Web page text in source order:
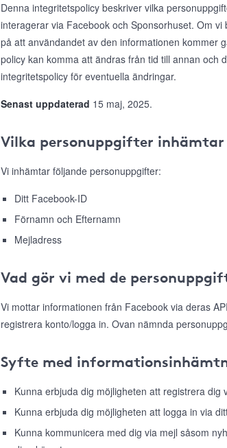
Denna integritetspolicy beskriver vilka
interagerar via Facebook och Sponsorhuset. Om
på att användandet av den informationen kommer
policy kan komma att ändras från tid till annan och
integritetspolicy för eventuella ändringar.
Senast uppdaterad 15 maj, 2025.
Vilka personuppgifter
Vi inhämtar följande personuppgifter:
Ditt Facebook-ID
Förnamn och Efternamn
Mejladress
Vad gör vi med de
Vi mottar informationen från Facebook via deras
registrera konto/logga in. Ovan nämnda
Syfte med
Kunna erbjuda dig möjligheten att registrera dig
Kunna erbjuda dig möjligheten att logga in via
Kunna kommunicera med dig via mejl såsom